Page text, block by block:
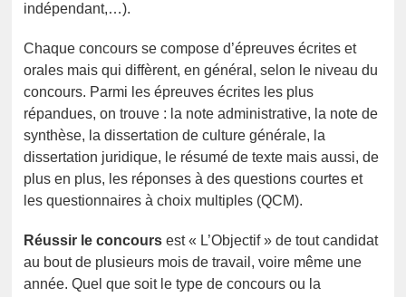
indépendant,…).
Chaque concours se compose d’épreuves écrites et
orales mais qui diffèrent, en général, selon le niveau du
concours. Parmi les épreuves écrites les plus
répandues, on trouve : la note administrative, la note de
synthèse, la dissertation de culture générale, la
dissertation juridique, le résumé de texte mais aussi, de
plus en plus, les réponses à des questions courtes et
les questionnaires à choix multiples (QCM).
Réussir le concours est « L’Objectif » de tout candidat
au bout de plusieurs mois de travail, voire même une
année. Quel que soit le type de concours ou la